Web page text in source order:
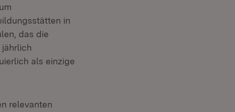
in
das die
jährlich
als einzige
relevanten